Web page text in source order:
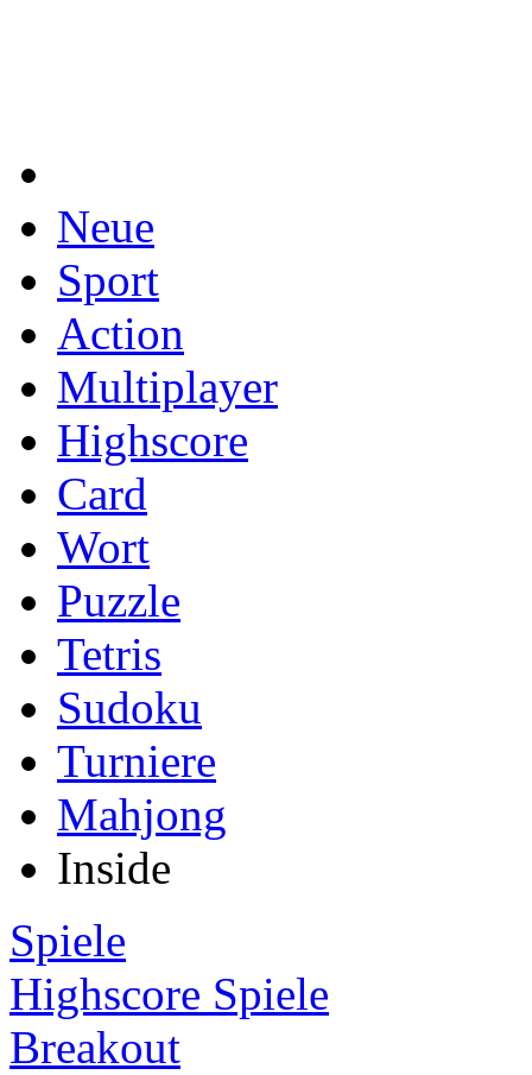
Neue
Sport
Action
Multiplayer
Highscore
Card
Wort
Puzzle
Tetris
Sudoku
Turniere
Mahjong
Inside
Spiele
Highscore Spiele
Breakout